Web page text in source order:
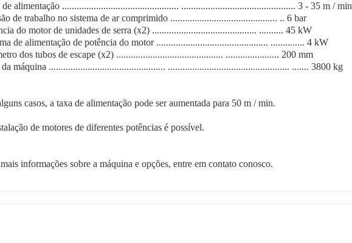
de alimentação ................................................ ............................................... 3 - 35 m / min
de trabalho no sistema de ar comprimido ............................................ .. 6 bar
do motor de unidades de serra (x2) ........................................... .......... 45 kW
de alimentação de potência do motor .............................................. .............. 4 kW
dos tubos de escape (x2) ............................................ ...................... 200 mm
da máquina ................................................ .................................................. ....... 3800 kg
casos, a taxa de alimentação pode ser aumentada para 50 m / min.
de motores de diferentes potências é possível.
informações sobre a máquina e opções, entre em contato conosco.